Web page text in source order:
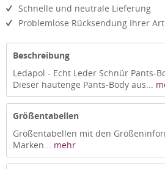
Schnelle und neutrale Lieferung
Problemlose Rücksendung Ihrer
Beschreibung
Ledapol - Echt Leder Schnür Pants-
Dieser hautenge Pants-Body aus...
Größentabellen
Größentabellen mit den
Marken... mehr